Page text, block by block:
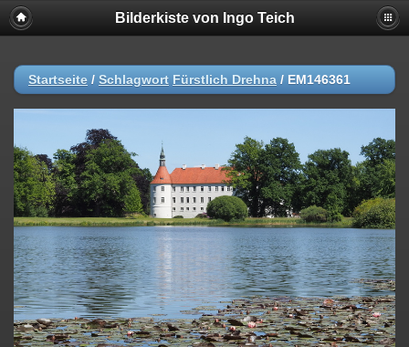
Bilderkiste von Ingo Teich
Startseite / Schlagwort Fürstlich Drehna / EM146361